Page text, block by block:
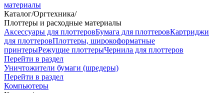
материалы
Каталог/Оргтехника/
Плоттеры и расходные материалы
Аксессуары для плоттеровБумага для плоттеровКартриджи
для плоттеровПлоттеры, широкоформатные
принтерыРежущие плоттерыЧернила для плоттеров
Перейти в раздел
Уничтожители бумаги (шредеры)
Перейти в раздел
Компьютеры